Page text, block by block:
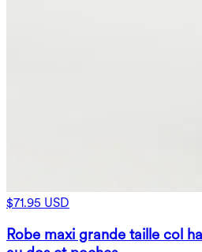
$71.95 USD
Robe maxi grande taille col